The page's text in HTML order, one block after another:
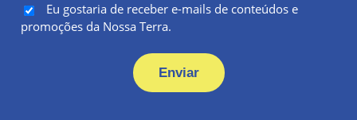
Eu gostaria de receber e-mails de conteúdos e
promoções da Nossa Terra.
Enviar